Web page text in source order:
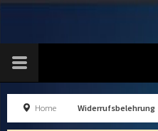
Home Widerrufsbelehrung